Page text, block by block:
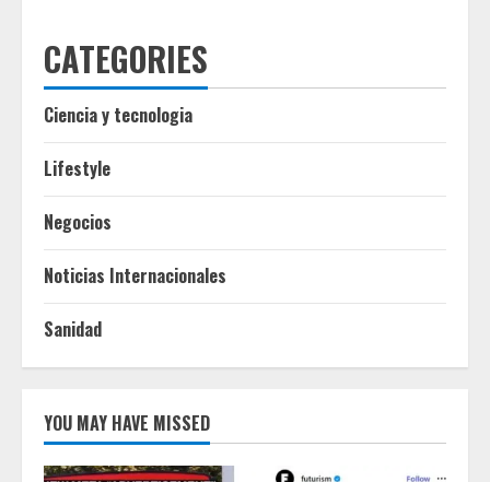
CATEGORIES
Ciencia y tecnologia
Lifestyle
Negocios
Noticias Internacionales
Sanidad
YOU MAY HAVE MISSED